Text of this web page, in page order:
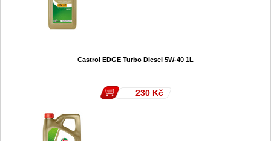
Castrol EDGE Turbo Diesel 5W-40 1L
230 Kč